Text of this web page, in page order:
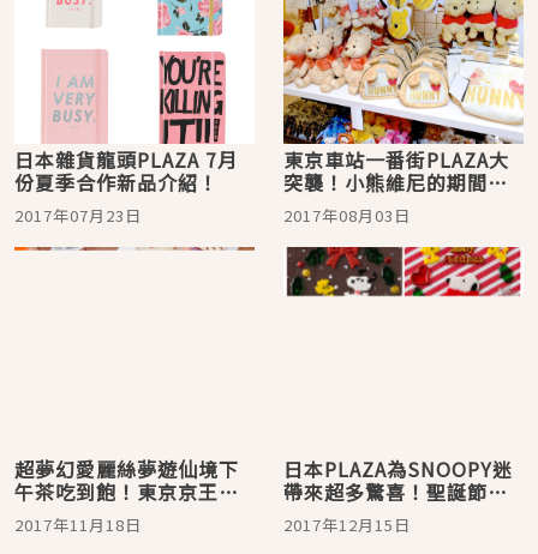
日本雜貨龍頭PLAZA 7月
份夏季合作新品介紹！
2017年07月23日
東京車站一番街PLAZA大
突襲！小熊維尼的期間限
定商店真的萌到不行啦
2017年08月03日
超夢幻愛麗絲夢遊仙境下
午茶吃到飽！東京京王
PLAZA HOTEL期間限定開
催中！
2017年11月18日
日本PLAZA為SNOOPY迷
帶來超多驚喜！聖誕節限
定商品發售！
2017年12月15日